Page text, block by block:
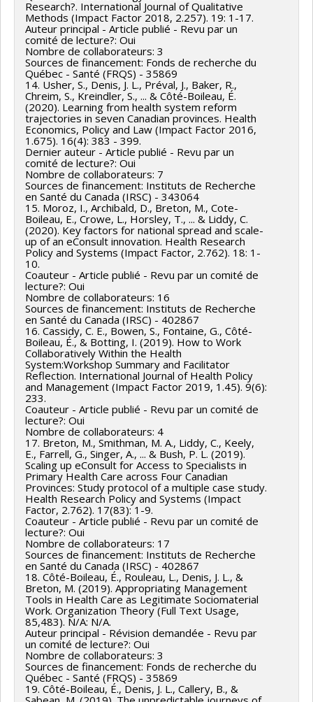
Research?. International Journal of Qualitative
Methods (Impact Factor 2018, 2.257). 19: 1-17.
Auteur principal - Article publié - Revu par un
comité de lecture?: Oui
Nombre de collaborateurs: 3
Sources de financement: Fonds de recherche du
Québec - Santé (FRQS) - 35869
14. Usher, S., Denis, J. L., Préval, J., Baker, R.,
Chreim, S., Kreindler, S., ... & Côté-Boileau, É.
(2020). Learning from health system reform
trajectories in seven Canadian provinces. Health
Economics, Policy and Law (Impact Factor 2016,
1.675). 16(4): 383 - 399.
Dernier auteur - Article publié - Revu par un
comité de lecture?: Oui
Nombre de collaborateurs: 7
Sources de financement: Instituts de Recherche
en Santé du Canada (IRSC) - 343064
15. Moroz, I., Archibald, D., Breton, M., Cote-
Boileau, E., Crowe, L., Horsley, T., ... & Liddy, C.
(2020). Key factors for national spread and scale-
up of an eConsult innovation. Health Research
Policy and Systems (Impact Factor, 2.762). 18: 1-
10.
Coauteur - Article publié - Revu par un comité de
lecture?: Oui
Nombre de collaborateurs: 16
Sources de financement: Instituts de Recherche
en Santé du Canada (IRSC) - 402867
16. Cassidy, C. E., Bowen, S., Fontaine, G., Côté-
Boileau, É., & Botting, I. (2019). How to Work
Collaboratively Within the Health
System:Workshop Summary and Facilitator
Reflection. International Journal of Health Policy
and Management (Impact Factor 2019, 1.45). 9(6):
233.
Coauteur - Article publié - Revu par un comité de
lecture?: Oui
Nombre de collaborateurs: 4
17. Breton, M., Smithman, M. A., Liddy, C., Keely,
E., Farrell, G., Singer, A., ... & Bush, P. L. (2019).
Scaling up eConsult for Access to Specialists in
Primary Health Care across Four Canadian
Provinces: Study protocol of a multiple case study.
Health Research Policy and Systems (Impact
Factor, 2.762). 17(83): 1-9.
Coauteur - Article publié - Revu par un comité de
lecture?: Oui
Nombre de collaborateurs: 17
Sources de financement: Instituts de Recherche
en Santé du Canada (IRSC) - 402867
18. Côté-Boileau, É., Rouleau, L., Denis, J. L., &
Breton, M. (2019). Appropriating Management
Tools in Health Care as Legitimate Sociomaterial
Work. Organization Theory (Full Text Usage,
85,483). N/A: N/A.
Auteur principal - Révision demandée - Revu par
un comité de lecture?: Oui
Nombre de collaborateurs: 3
Sources de financement: Fonds de recherche du
Québec - Santé (FRQS) - 35869
19. Côté-Boileau, É., Denis, J. L., Callery, B., &